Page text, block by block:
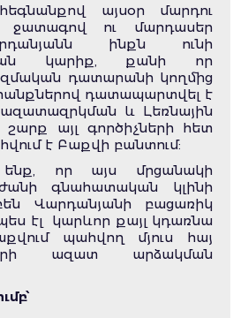
այսօր մարդու
ջատագով ու մարդասեր
ինքն ունի
կարիք, քանի որ
դատարանի կողմից
դատապարտվել է
և Լեռնային
այլ գործիչների հետ
է Բաքվի բանտում:
որ այս մրցանակի
գնահատական կլինի
Վարդանյանի բացառիկ
էլ կարևոր քայլ կդառնա
պահվող մյուս հայ
ազատ արձակման